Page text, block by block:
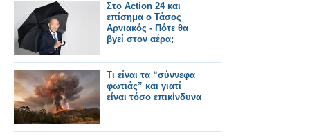
Στο Action 24 και
επίσημα ο Τάσος
Αρνιακός - Πότε θα
βγεί στον αέρα;
Τι είναι τα “σύννεφα
φωτιάς” και γιατί
είναι τόσο επικίνδυνα